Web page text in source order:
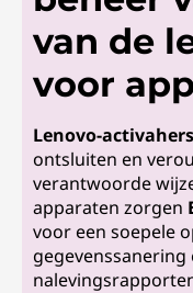
van de
voor
Lenovo-
ontsluiten en
verantwoorde
apparaten zorgen
voor een soepele